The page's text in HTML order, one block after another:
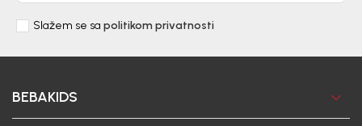
Slažem se sa politikom privatnosti
BEBAKIDS